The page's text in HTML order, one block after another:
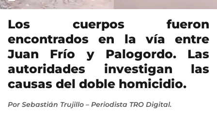
Los cuerpos fueron
encontrados en la vía entre
Juan Frío y Palogordo. Las
autoridades investigan las
causas del doble homicidio.
Por Sebastián Trujillo – Periodista TRO Digital.